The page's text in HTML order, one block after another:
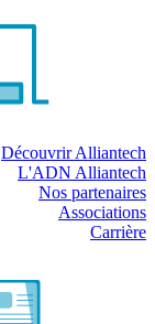
Découvrir Alliantech
L'ADN Alliantech
Nos partenaires
Associations
Carrière